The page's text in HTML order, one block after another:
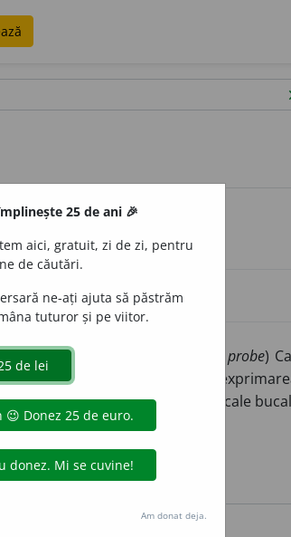
♦ (și ; despre examene, probe)
de exprimare scrisă care imită
3.Care se administrează pe cale
25 de ani 🎉
aici, gratuit, zi de zi, pentru
de căutări.
ne-ați ajuta să păstrăm
tuturor și pe viitor.
Am donat deja.